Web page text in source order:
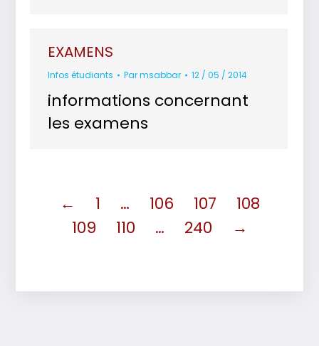
EXAMENS
Infos étudiants Parmsabbar 12 / 05 / 2014
informations concernant
les examens
← 1 … 106 107
108
109
110 … 240 →